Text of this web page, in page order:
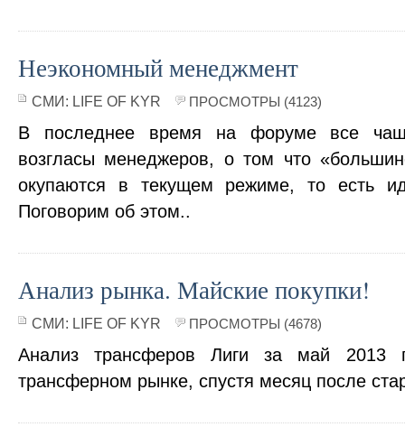
Неэкономный менеджмент
СМИ: LIFE OF KYR ПРОСМОТРЫ (4123)
В последнее время на форуме все
возгласы менеджеров, о том что
окупаются в текущем режиме, то есть
Поговорим об этом..
Анализ рынка. Майские покупки!
СМИ: LIFE OF KYR ПРОСМОТРЫ (4678)
Анализ трансферов Лиги за май 2013
трансферном рынке, спустя месяц после